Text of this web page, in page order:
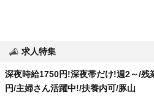
求人特集
深夜時給1750円!深夜帯だけ!週2～/残
円/主婦さん活躍中!/扶養内可/豚山